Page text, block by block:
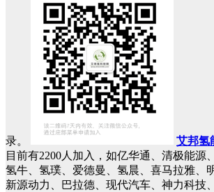
录。 艾邦氢
目前有2200人加入，如亿华通、清极能源
氢牛、氢璞、爱德曼、氢晨、喜马拉雅、
新源动力、巴拉德、现代汽车、神力科技